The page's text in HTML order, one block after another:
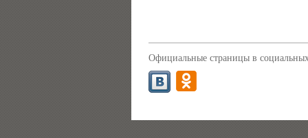
Официальные страницы в социальных